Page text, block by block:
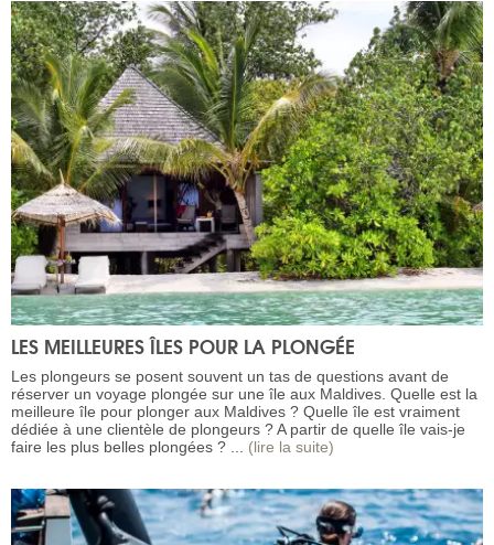
LES MEILLEURES ÎLES POUR LA PLONGÉE
Les plongeurs se posent souvent un tas de questions avant de
réserver un voyage plongée sur une île aux Maldives. Quelle est la
meilleure île pour plonger aux Maldives ? Quelle île est vraiment
dédiée à une clientèle de plongeurs ? A partir de quelle île vais-je
faire les plus belles plongées ? ... (lire la suite)